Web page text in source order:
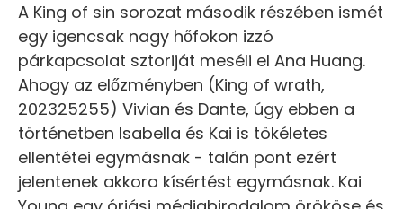
A King of sin sorozat második részében ismét
egy igencsak nagy hőfokon izzó
párkapcsolat sztoriját meséli el Ana Huang.
Ahogy az előzményben (King of wrath,
202325255) Vivian és Dante, úgy ebben a
történetben Isabella és Kai is tökéletes
ellentétei egymásnak - talán pont ezért
jelentenek akkora kísértést egymásnak. Kai